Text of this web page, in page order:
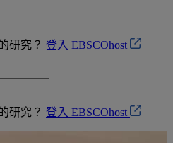
研究？ 登入 EBSCOhost
研究？ 登入 EBSCOhost